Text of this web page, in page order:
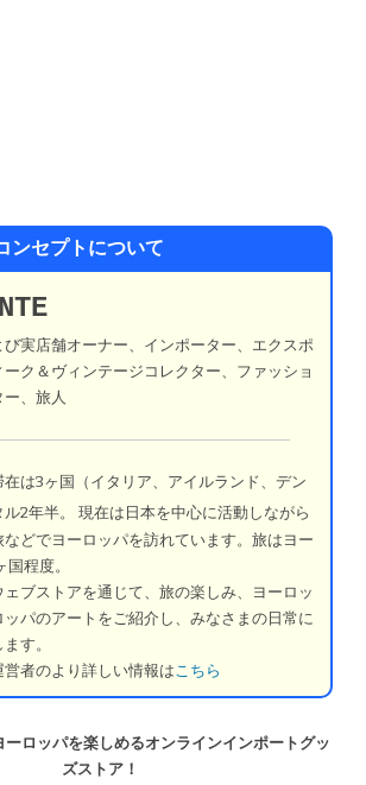
ンセプトについて
実店舗オーナー、インポーター、エクスポ
ク＆ヴィンテージコレクター、ファッショ
ー、旅人
在は3ヶ国（イタリア、アイルランド、デン
2年半。
現在は日本を中心に活動しながら
どでヨーロッパを訪れています。旅はヨー
程度。
ブストアを通じて、旅の楽しみ、ヨーロッ
パのアートをご紹介し、みなさまの日常に
す。
者のより詳しい情報はこちら
ロッパを楽しめるオンラインインポートグッ
ズストア！